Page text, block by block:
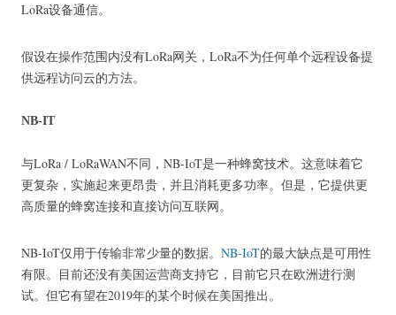
LoRa设备通信。
假设在操作范围内没有LoRa网关，LoRa不为任何单个远程设备提
供远程访问云的方法。
NB-IT
与LoRa / LoRaWAN不同，NB-IoT是一种蜂窝技术。 这意味着它
更复杂，实施起来更昂贵，并且消耗更多功率。 但是，它提供更
高质量的蜂窝连接和直接访问互联网。
NB-IoT仅用于传输非常少量的数据。 NB-IoT的最大缺点是可用性
有限。 目前还没有美国运营商支持它，目前它只在欧洲进行测
试。 但它有望在2019年的某个时候在美国推出。